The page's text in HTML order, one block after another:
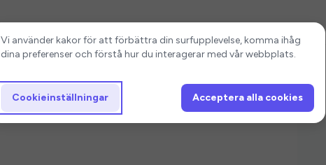
Cookieinställningar
Vi använder kakor för att förbättra din surfupplevelse, komma ihåg
dina preferenser och förstå hur du interagerar med vår webbplats.
Cookieinställningar Acceptera alla cookies